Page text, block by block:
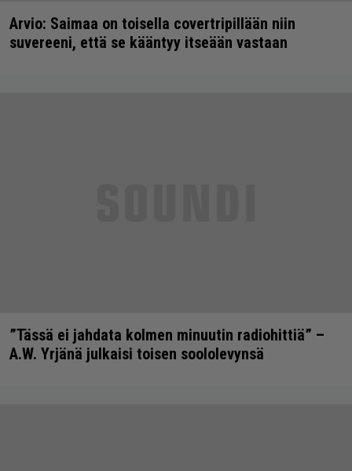
Arvio: Saimaa on toisella covertripillään niin
suvereeni, että se kääntyy itseään vastaan
”Tässä ei jahdata kolmen minuutin radiohittiä” –
A.W. Yrjänä julkaisi toisen soololevynsä